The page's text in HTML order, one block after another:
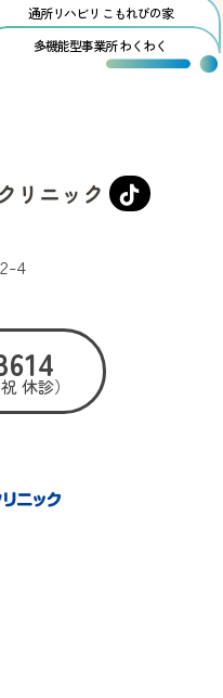
通所リハビリ こもれびの家
多機能型事業所わくわく
リニック
4
休診）